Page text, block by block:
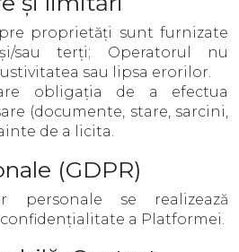
proprietăți sunt furnizate
sau terți; Operatorul nu
sau lipsa erorilor.
obligația de a efectua
(documente, stare, sarcini,
de a licita.
(GDPR)
personale se realizează
a Platformei.